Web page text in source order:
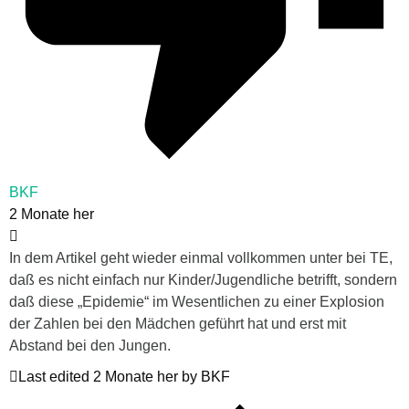
BKF
2 Monate her
In dem Artikel geht wieder einmal vollkommen unter bei TE,
daß es nicht einfach nur Kinder/Jugendliche betrifft, sondern
daß diese „Epidemie“ im Wesentlichen zu einer Explosion
der Zahlen bei den Mädchen geführt hat und erst mit
Abstand bei den Jungen.
Last edited 2 Monate her by BKF